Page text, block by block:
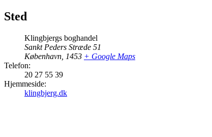
Sted
Klingbjergs boghandel
Sankt Peders Stræde 51
København 1453 + Google Maps
Telefon:
20 27 55 39
Hjemmeside:
klingbjerg.dk